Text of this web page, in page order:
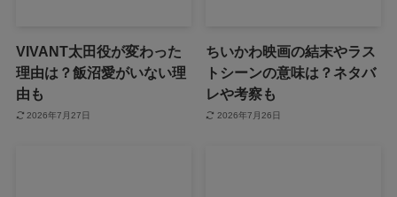
VIVANT太田役が変わった
理由は？飯沼愛がいない理
由も
2026年7月27日
ちいかわ映画の結末やラス
トシーンの意味は？ネタバ
レや考察も
2026年7月26日